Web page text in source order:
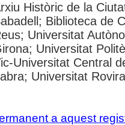
Històric de la
Biblioteca de
Universitat
Universitat
Universitat Central
Universitat
a aquest